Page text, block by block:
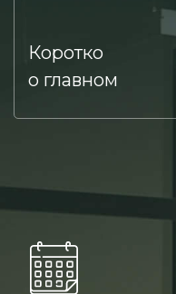
Коротко
о главном